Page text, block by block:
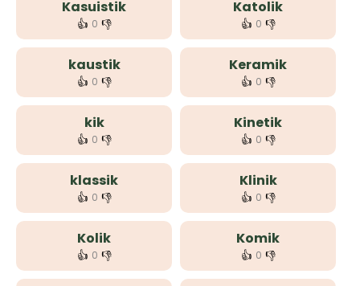
Kasuistik
👍 0 👎
Katolik
👍 0 👎
kaustik
👍 0 👎
Keramik
👍 0 👎
kik
👍 0 👎
Kinetik
👍 0 👎
klassik
👍 0 👎
Klinik
👍 0 👎
Kolik
👍 0 👎
Komik
👍 0 👎